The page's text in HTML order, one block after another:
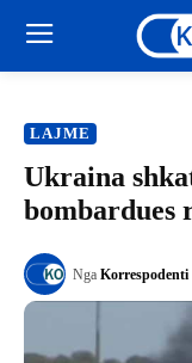
LAJME
Ukraina
bombardues
Nga Korrespodenti